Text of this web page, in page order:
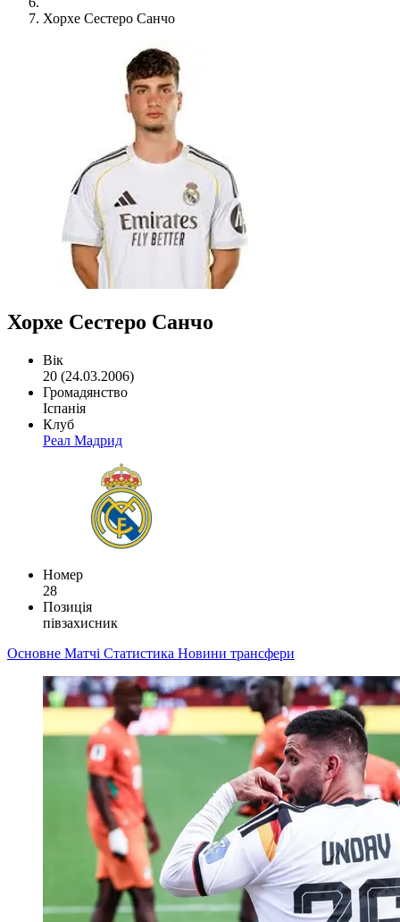
Хорхе Сестеро Санчо
Хорхе Сестеро Санчо
Вік
20 (24.03.2006)
Громадянство
Іспанія
Клуб
Реал Мадрид
Номер
28
Позиція
півзахисник
Основне Матчі Статистика Новини трансфери